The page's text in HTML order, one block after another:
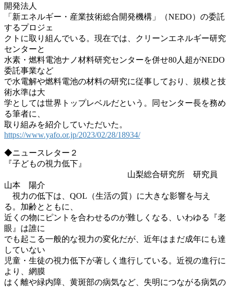
開発法人
「新エネルギー・産業技術総合開発機構」（NEDO）の委託
するプロジェ
クトに取り組んでいる。現在では、クリーンエネルギー研究
センターと
水素・燃料電池ナノ材料研究センターを併せ80人超がNEDO
委託事業など
で水電解や燃料電池の材料の研究に従事しており、規模と技
術水準は大
学としては世界トップレベルだという。同センター長を務め
る筆者に、
取り組みを紹介していただいた。
https://www.yafo.or.jp/2023/02/28/18934/
◆ニュースレター２
『子どもの視力低下』
山梨総合研究所 研究員
山本 陽介
視力の低下は、QOL（生活の質）に大きな影響を与え
る。加齢とともに、
近くの物にピントを合わせるのが難しくなる、いわゆる『老
眼』は誰に
でも起こる一般的な視力の変化だが、近年はまだ成年にも達
していない
児童・生徒の視力低下が著しく進行している。近視の進行に
より、網膜
はく離や緑内障、黄斑部の病気など、失明につながる病気の